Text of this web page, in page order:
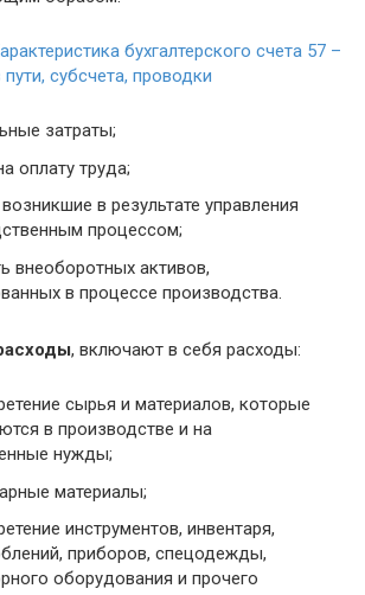
бухгалтерского счета 57 –
субсчета, проводки
затраты;
оплату труда;
в результате управления
процессом;
внеоборотных активов,
в процессе производства.
, включают в себя расходы:
сырья и материалов, которые
в производстве и на
нужды;
материалы;
инструментов, инвентаря,
приборов, спецодежды,
оборудования и прочего